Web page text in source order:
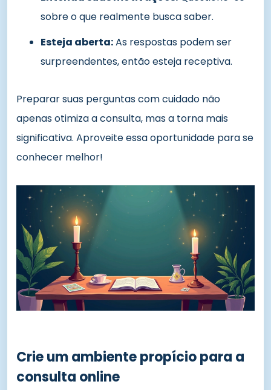
sobre o que realmente busca saber.
Esteja aberta:As respostas podem ser
surpreendentes, então esteja receptiva.
Preparar suas perguntas com cuidado não
apenas otimiza a consulta, mas a torna mais
significativa. Aproveite essa oportunidade para se
conhecer melhor!
Crie um ambiente propício para a
consulta online